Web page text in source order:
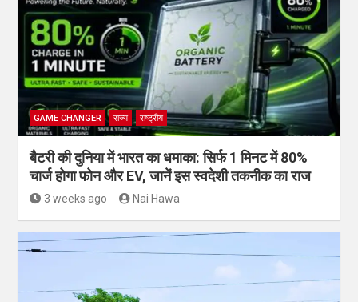
GAME CHANGER राज्य राष्ट्रीय
बैटरी की दुनिया में भारत का धमाका: सिर्फ 1 मिनट में 80%
चार्ज होगा फोन और EV, जानें इस स्वदेशी तकनीक का राज
3 weeks ago Nai Hawa